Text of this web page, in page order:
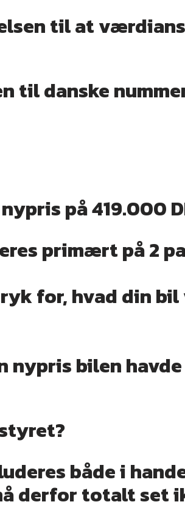
til at
til danske
på 419.000
primært på 2
for, hvad din
nypris bilen
både i
derfor totalt set